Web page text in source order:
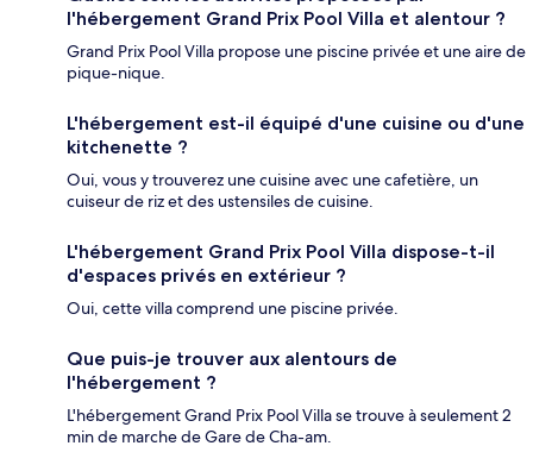
l'hébergement Grand Prix Pool Villa et alentour ?
Grand Prix Pool Villa propose une piscine privée et une aire de
pique-nique.
L'hébergement est-il équipé d'une cuisine ou d'une
kitchenette ?
Oui, vous y trouverez une cuisine avec une cafetière, un
cuiseur de riz et des ustensiles de cuisine.
L'hébergement Grand Prix Pool Villa dispose-t-il
d'espaces privés en extérieur ?
Oui, cette villa comprend une piscine privée.
Que puis-je trouver aux alentours de
l'hébergement ?
L'hébergement Grand Prix Pool Villa se trouve à seulement 2
min de marche de Gare de Cha-am.